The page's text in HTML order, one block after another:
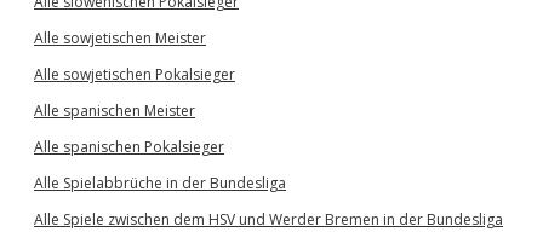
Alle sowjetischen Meister
Alle sowjetischen Pokalsieger
Alle spanischen Meister
Alle spanischen Pokalsieger
Alle Spielabbrüche in der Bundesliga
Alle Spiele zwischen dem HSV und Werder Bremen in der Bundesliga